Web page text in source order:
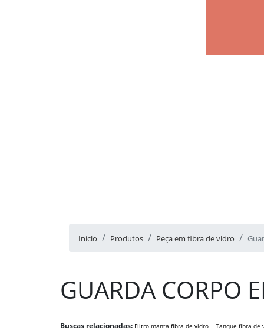
Início Produtos Peça em fibra de vidro
GUARDA CORPO
Buscas relacionadas: Filtro manta fibra de vidro Tanque fibra de